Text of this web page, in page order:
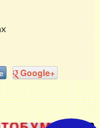
Google+